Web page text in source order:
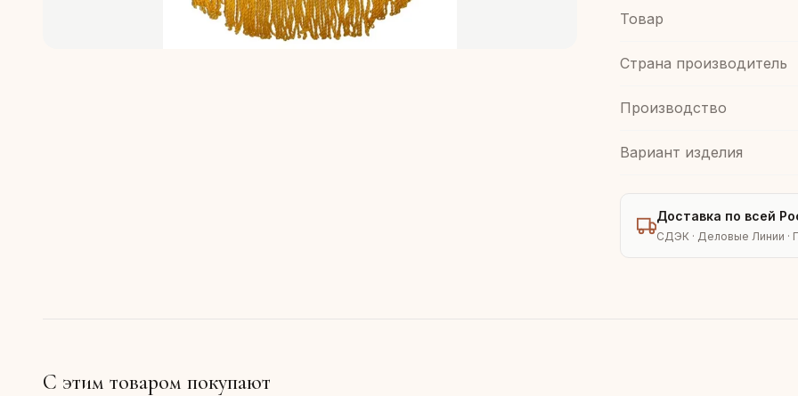
Товар
Страна производитель
Производство
Вариант изделия
Доставка по всей
СДЭК · Деловые Линии ·
С этим товаром покупают